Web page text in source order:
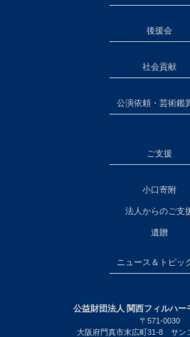
後援会
社会貢献
公演依頼・芸術鑑
ご支援
小口寄附
法人からのご支
遺贈
ニュース＆トピッ
公益財団法人 関西フィルハー
〒571-0030
大阪府門真市末広町31-8 サン